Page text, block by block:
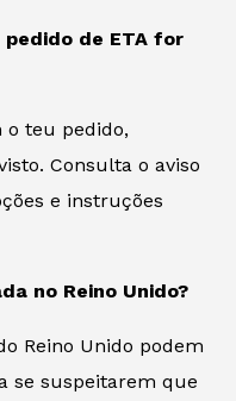
pedido de ETA for
o teu pedido,
Consulta o aviso
e instruções
no Reino Unido?
Reino Unido podem
se suspeitarem que